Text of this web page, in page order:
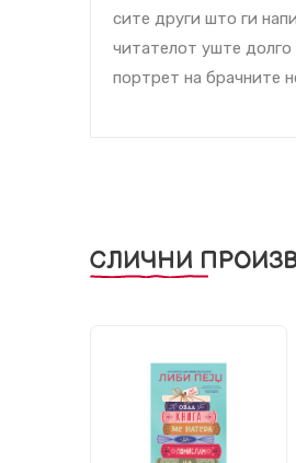
сите други што ги
читателот уште долго
портрет на брачните
СЛИЧНИ